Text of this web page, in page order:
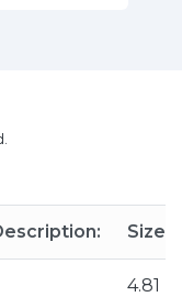
Size:
4.81